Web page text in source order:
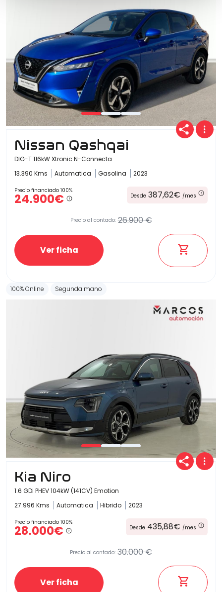
Nissan Qashqai
DIG-T 116kW Xtronic N-Connecta
13.390 Kms
Automatica Gasolina 2023
Precio financiado 100%
24.900€ Desde 387,62€ /mes
Precio al contado: 26.900 €
Ver ficha
100% Online Segunda mano
Kia Niro
1.6 GDi PHEV 104kW (141CV) Emotion
27.996 Kms
Automatica Hibrido 2023
Precio financiado 100%
28.000€ Desde 435,88€ /mes
Precio al contado: 30.000 €
Ver ficha